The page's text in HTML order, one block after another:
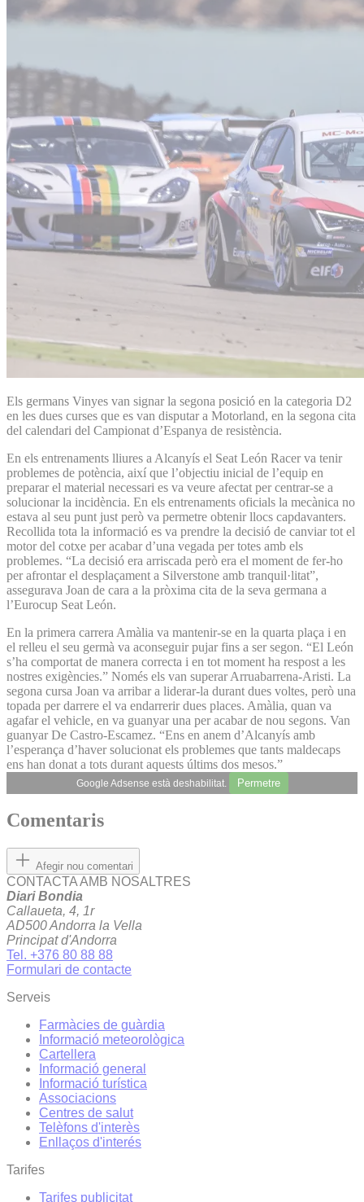
Els germans Vinyes van signar la segona posició en la categoria D2
en les dues curses que es van disputar a Motorland, en la segona cita
del calendari del Campionat d’Espanya de resistència.
En els entrenaments lliures a Alcanyís el Seat León Racer va tenir
problemes de potència, així que l’objectiu inicial de l’equip en
preparar el material necessari es va veure afectat per centrar-se a
solucionar la incidència. En els entrenaments oficials la mecànica no
estava al seu punt just però va permetre obtenir llocs capdavanters.
Recollida tota la informació es va prendre la decisió de canviar tot el
motor del cotxe per acabar d’una vegada per totes amb els
problemes. “La decisió era arriscada però era el moment de fer-ho
per afrontar el desplaçament a Silverstone amb tranquil·litat”,
assegurava Joan de cara a la pròxima cita de la seva germana a
l’Eurocup Seat León.
En la primera carrera Amàlia va mantenir-se en la quarta plaça i en
el relleu el seu germà va aconseguir pujar fins a ser segon. “El León
s’ha comportat de manera correcta i en tot moment ha respost a les
nostres exigències.” Només els van superar Arruabarrena-Aristi. La
segona cursa Joan va arribar a liderar-la durant dues voltes, però una
topada per darrere el va endarrerir dues places. Amàlia, quan va
agafar el vehicle, en va guanyar una per acabar de nou segons. Van
guanyar De Castro-Escamez. “Ens en anem d’Alcanyís amb
l’esperança d’haver solucionat els problemes que tants maldecaps
ens han donat a tots durant aquests últims dos mesos.”
Google Adsense està deshabilitat. Permetre
Comentaris
Afegir nou comentari
CONTACTA AMB NOSALTRES
Diari Bondia
Callaueta, 4, 1r
AD500 Andorra la Vella
Principat d'Andorra
Tel. +376 80 88 88
Formulari de contacte
Serveis
Farmàcies de guàrdia
Informació meteorològica
Cartellera
Informació general
Informació turística
Associacions
Centres de salut
Telèfons d'interès
Enllaços d'interés
Tarifes
Tarifes publicitat